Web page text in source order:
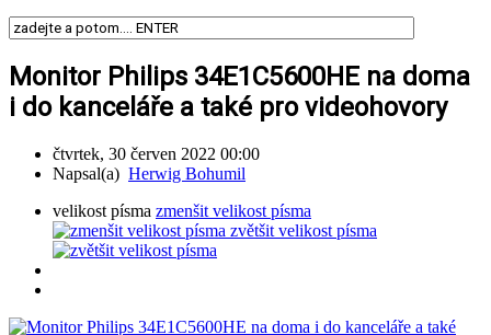
Monitor Philips 34E1C5600HE na doma
i do kanceláře a také pro videohovory
čtvrtek, 30 červen 2022 00:00
Napsal(a) Herwig Bohumil
velikost písma zmenšit velikost písma
zvětšit velikost písma